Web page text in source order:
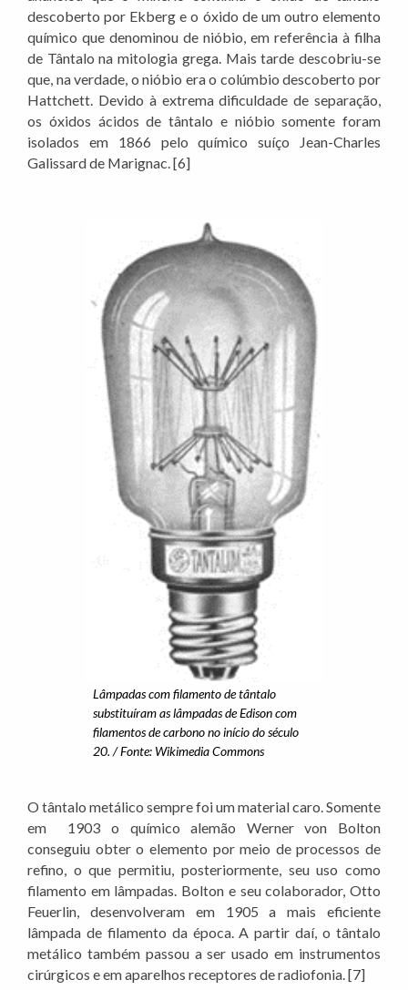
descoberto por Ekberg e o óxido de um outro elemento
químico que denominou de nióbio, em referência à filha
de Tântalo na mitologia grega. Mais tarde descobriu-se
que, na verdade, o nióbio era o colúmbio descoberto por
Hattchett. Devido à extrema dificuldade de separação,
os óxidos ácidos de tântalo e nióbio somente foram
isolados em 1866 pelo químico suíço Jean-Charles
Galissard de Marignac. [6]
Lâmpadas com filamento de tântalo
substituíram as lâmpadas de Edison com
filamentos de carbono no início do século
20. / Fonte: Wikimedia Commons
O tântalo metálico sempre foi um material caro. Somente
em 1903 o químico alemão Werner von Bolton
conseguiu obter o elemento por meio de processos de
refino, o que permitiu, posteriormente, seu uso como
filamento em lâmpadas. Bolton e seu colaborador, Otto
Feuerlin, desenvolveram em 1905 a mais eficiente
lâmpada de filamento da época. A partir daí, o tântalo
metálico também passou a ser usado em instrumentos
cirúrgicos e em aparelhos receptores de radiofonia. [7]